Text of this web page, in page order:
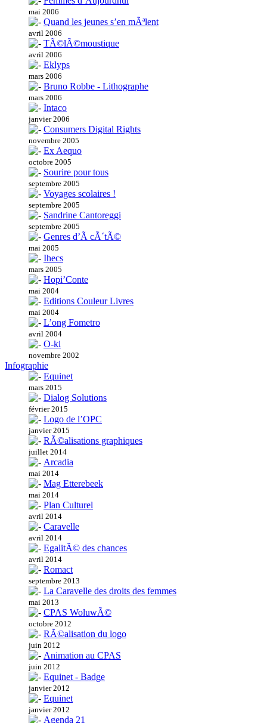
mai 2006
Quand les jeunes s’en mÃªlent
avril 2006
TÃ©lÃ©moustique
avril 2006
Eklyps
mars 2006
Bruno Robbe - Lithographe
mars 2006
Intaco
janvier 2006
Consumers Digital Rights
novembre 2005
Ex Aequo
octobre 2005
Sourire pour tous
septembre 2005
Voyages scolaires !
septembre 2005
Sandrine Cantoreggi
septembre 2005
Genres d’Ã cÃ´tÃ©
mai 2005
Ihecs
mars 2005
Hopi’Conte
mai 2004
Editions Couleur Livres
mai 2004
L’ong Fometro
avril 2004
O-ki
novembre 2002
Infographie
Equinet
mars 2015
Dialog Solutions
février 2015
Logo de l’OPC
janvier 2015
RÃ©alisations graphiques
juillet 2014
Arcadia
mai 2014
Mag Etterebeek
mai 2014
Plan Culturel
avril 2014
Caravelle
avril 2014
EgalitÃ© des chances
avril 2014
Romact
septembre 2013
La Caravelle des droits des femmes
mai 2013
CPAS WoluwÃ©
octobre 2012
RÃ©alisation du logo
juin 2012
Animation au CPAS
juin 2012
Equinet - Badge
janvier 2012
Equinet
janvier 2012
Agenda 21